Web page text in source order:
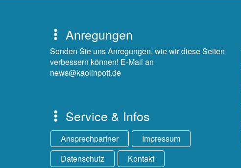
Anregungen
Senden Sie uns Anregungen, wie wir diese Seiten
verbessern können! E-Mail an
news@kaolinpott.de
Service & Infos
Ansprechpartner
Impressum
Datenschutz
Kontakt